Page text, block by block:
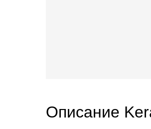
Описание